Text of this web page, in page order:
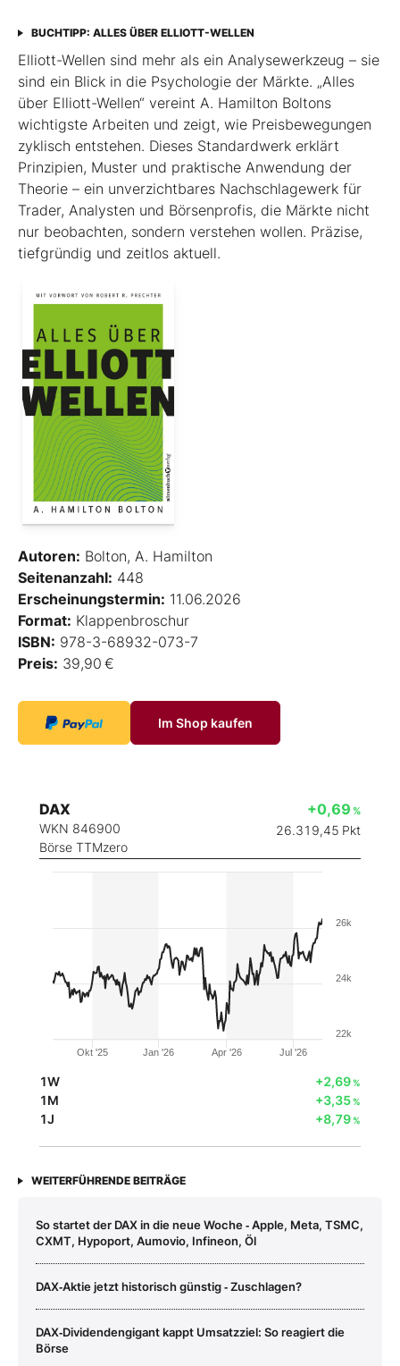
BUCHTIPP: ALLES ÜBER ELLIOTT-WELLEN
Elliott-Wellen sind mehr als ein Analysewerkzeug – sie
sind ein Blick in die Psychologie der Märkte. „Alles
über Elliott-Wellen“ vereint A. Hamilton Boltons
wichtigste Arbeiten und zeigt, wie Preisbewegungen
zyklisch entstehen. Dieses Standardwerk erklärt
Prinzipien, Muster und praktische Anwendung der
Theorie – ein unverzichtbares Nachschlagewerk für
Trader, Analysten und Börsenprofis, die Märkte nicht
nur beobachten, sondern verstehen wollen. Präzise,
tiefgründig und zeitlos aktuell.
Autoren: Bolton, A. Hamilton
Seitenanzahl: 448
Erscheinungstermin: 11.06.2026
Format: Klappenbroschur
ISBN: 978-3-68932-073-7
Preis: 39,90 €
Im Shop kaufen
DAX
WKN 846900
Börse TTMzero
+0,69 %
26.319,45 Pkt
Okt '25 Jan '26 Apr '26 Jul '26
22k
24k
26k
1W +2,69%
1M +3,35%
1J +8,79%
WEITERFÜHRENDE BEITRÄGE
So startet der DAX in die neue Woche ‑ Apple, Meta, TSMC,
CXMT, Hypoport, Aumovio, Infineon, Öl
DAX‑Aktie jetzt historisch günstig ‑ Zuschlagen?
DAX‑Dividendengigant kappt Umsatzziel: So reagiert die
Börse